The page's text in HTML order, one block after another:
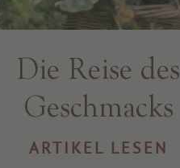
Die Reise des
Geschmacks
ARTIKEL LESEN